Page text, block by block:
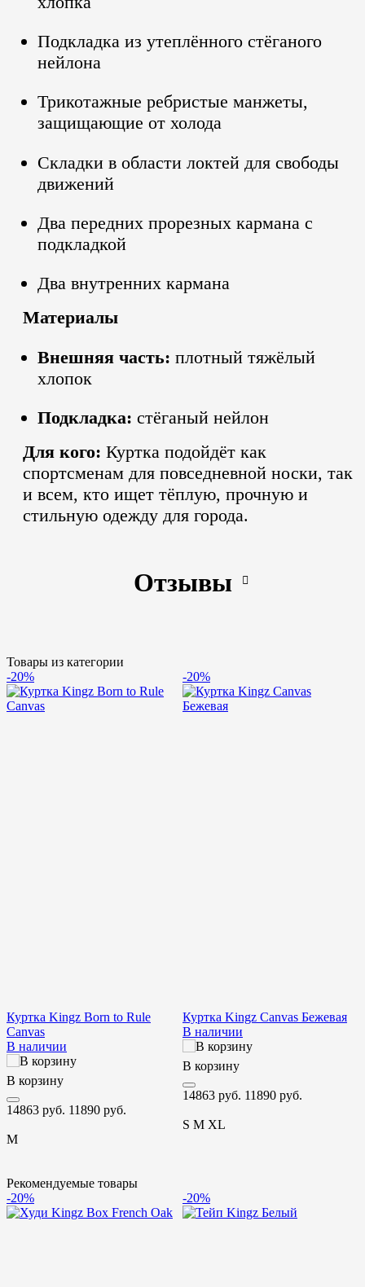
Подкладка из утеплённого стёганого
нейлона
Трикотажные ребристые манжеты,
защищающие от холода
Складки в области локтей для свободы
движений
Два передних прорезных кармана с
подкладкой
Два внутренних кармана
Материалы
Внешняя часть: плотный тяжёлый
хлопок
Подкладка: стёганый нейлон
Для кого: Куртка подойдёт как
спортсменам для повседневной носки, так
и всем, кто ищет тёплую, прочную и
стильную одежду для города.
Отзывы
Товары из категории
-20%
Куртка Kingz Born to Rule
Canvas
В наличии
В корзину
14863 руб. 11890 руб.
M
-20%
Куртка Kingz Canvas Бежевая
В наличии
В корзину
14863 руб. 11890 руб.
S M XL
Рекомендуемые товары
-20%
-20%